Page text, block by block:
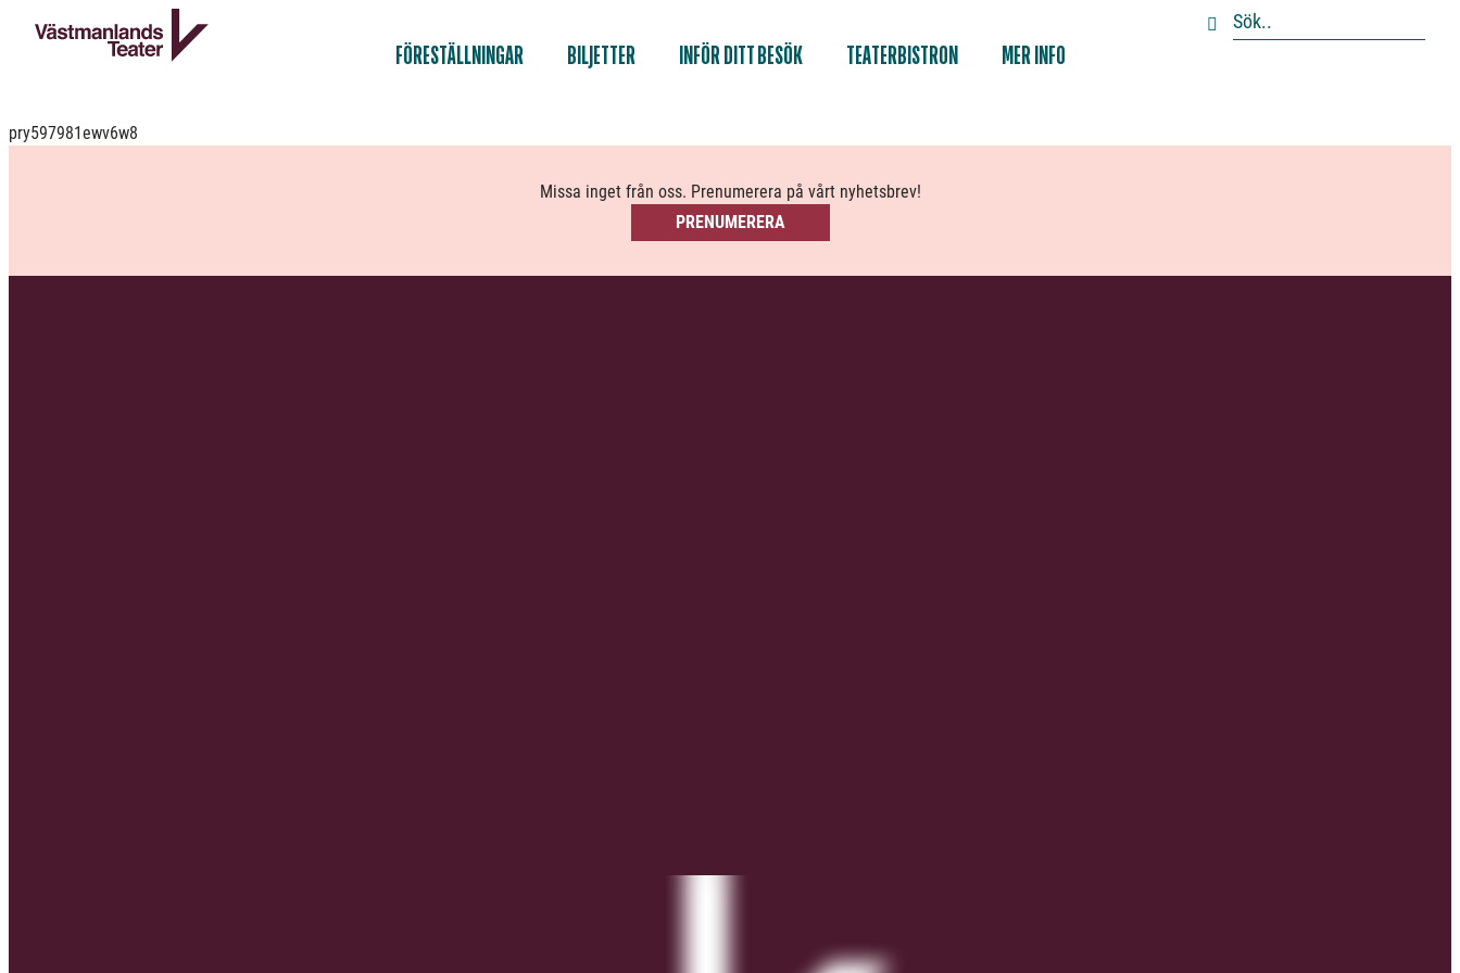
FÖRESTÄLLNINGAR BILJETTER INFÖR DITT BESÖK TEATERBISTRON MER INFO
pry597981ewv6w8
Missa inget från oss. Prenumerera på vårt nyhetsbrev!
PRENUMERERA